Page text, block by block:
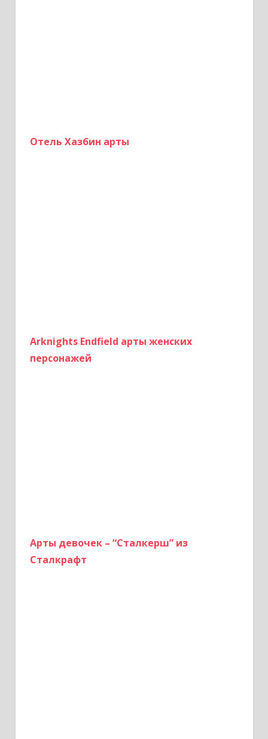
Отель Хазбин арты
Arknights Endfield арты женских
персонажей
Арты девочек – “Сталкерш” из
Сталкрафт